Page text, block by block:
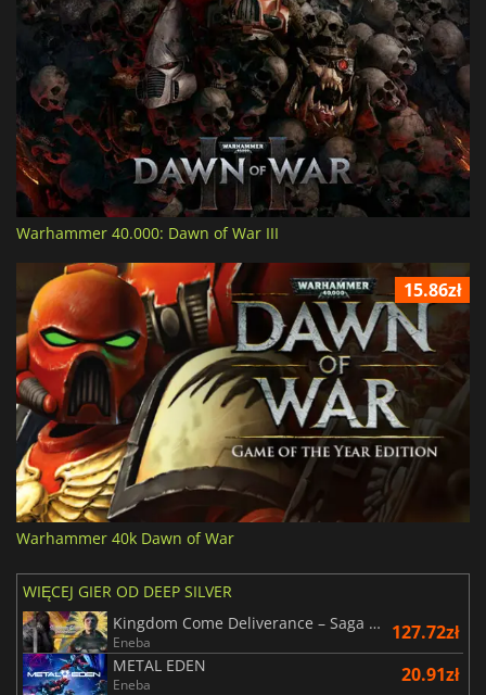
Warhammer 40.000: Dawn of War III
15.86zł
Warhammer 40k Dawn of War
WIĘCEJ GIER OD DEEP SILVER
Kingdom Come Deliverance – Saga Bundle
Eneba 127.72zł
METAL EDEN
Eneba 20.91zł